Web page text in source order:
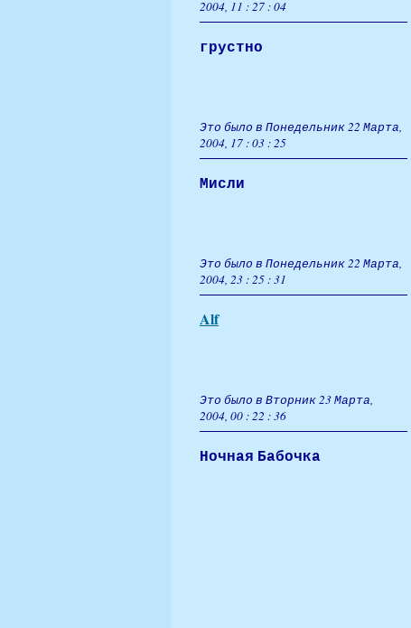
2004, 11 : 27 : 04
грустно
Это было в Понедельник 22 Марта,
2004, 17 : 03 : 25
Мисли
Это было в Понедельник 22 Марта,
2004, 23 : 25 : 31
Alf
Это было в Вторник 23 Марта,
2004, 00 : 22 : 36
Ночная Бабочка